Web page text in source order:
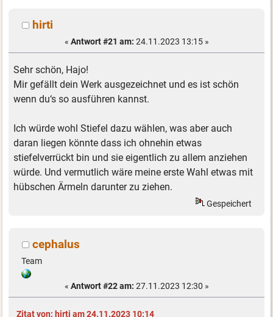
hirti
« Antwort #21 am: 24.11.2023 13:15 »
Sehr schön, Hajo!
Mir gefällt dein Werk ausgezeichnet und es ist schön
wenn du‘s so ausführen kannst.
Ich würde wohl Stiefel dazu wählen, was aber auch
daran liegen könnte dass ich ohnehin etwas
stiefelverrückt bin und sie eigentlich zu allem anziehen
würde. Und vermutlich wäre meine erste Wahl etwas mit
hübschen Ärmeln darunter zu ziehen.
Gespeichert
cephalus
Team
« Antwort #22 am: 27.11.2023 12:30 »
Zitat von: hirti am 24.11.2023 10:14